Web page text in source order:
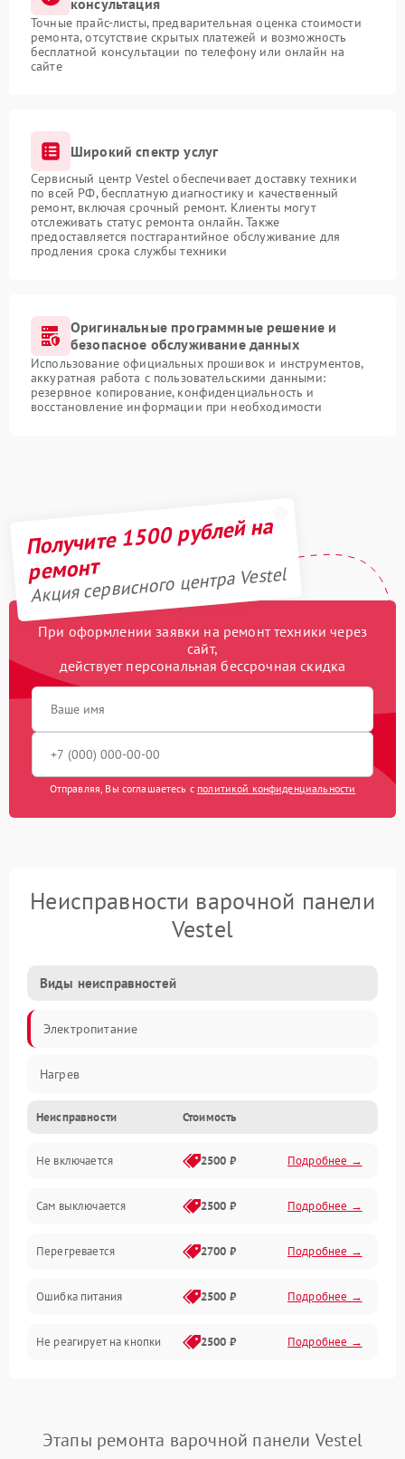
консультация
Точные прайс-листы, предварительная оценка стоимости
ремонта, отсутствие скрытых платежей и возможность
бесплатной консультации по телефону или онлайн на
сайте
Широкий спектр услуг
Сервисный центр Vestel обеспечивает доставку техники
по всей РФ, бесплатную диагностику и качественный
ремонт, включая срочный ремонт. Клиенты могут
отслеживать статус ремонта онлайн. Также
предоставляется постгарантийное обслуживание для
продления срока службы техники
Оригинальные программные решение и
безопасное обслуживание данных
Использование официальных прошивок и инструментов,
аккуратная работа с пользовательскими данными:
резервное копирование, конфиденциальность и
восстановление информации при необходимости
Получите 1500 рублей на
ремонт
Акция сервисного центра Vestel
При оформлении заявки на ремонт техники через
сайт,
действует персональная бессрочная скидка
Отправляя, Вы соглашаетесь с политикой конфиденциальности
Неисправности варочной панели
Vestel
Виды неисправностей
Электропитание
Нагрев
Неисправности Стоимость
Не включается 2500 ₽ Подробнее →
Сам выключается 2500 ₽ Подробнее →
Перегревается 2700 ₽ Подробнее →
Ошибка питания 2500 ₽ Подробнее →
Не реагирует на кнопки 2500 ₽ Подробнее →
Этапы ремонта варочной панели Vestel